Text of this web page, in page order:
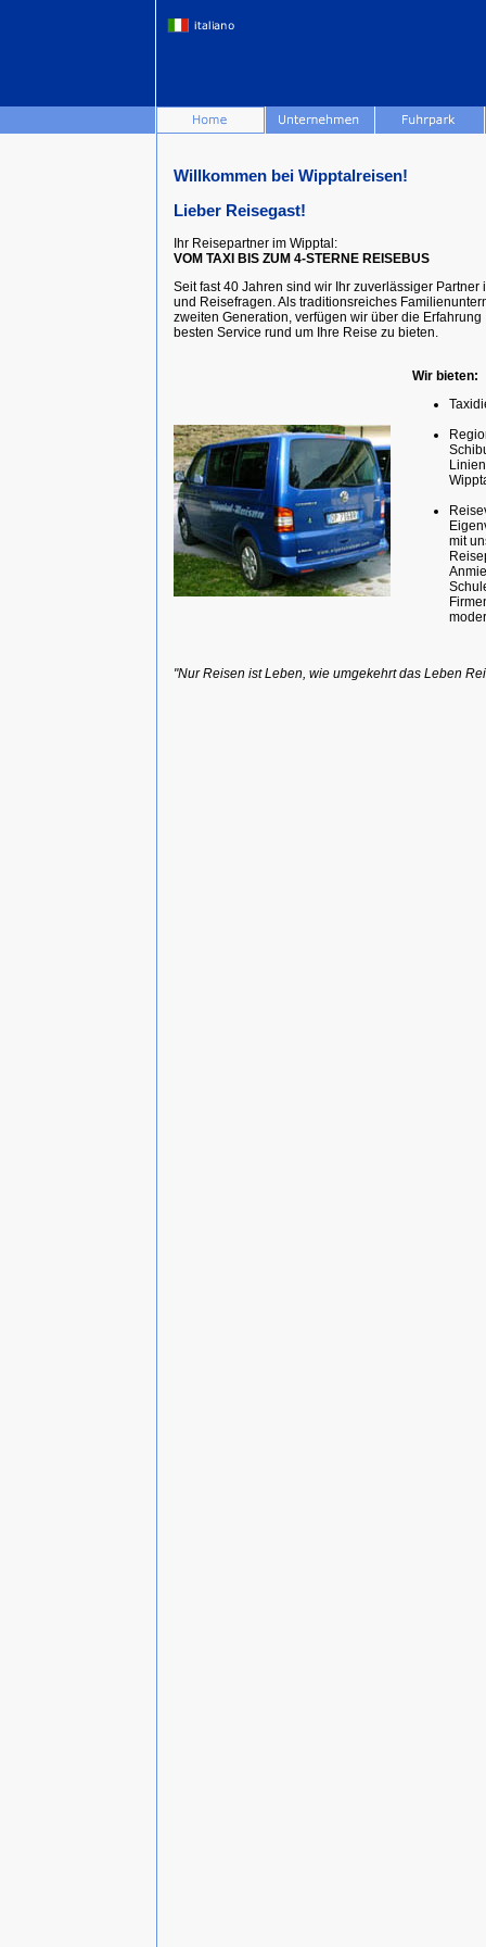
Willkommen bei Wipptalreisen!
Lieber Reisegast!
Ihr Reisepartner im Wipptal:
VOM TAXI BIS ZUM 4-STERNE REISEBUS
Seit fast 40 Jahren sind wir Ihr zuverlässiger Partner
und Reisefragen. Als traditionsreiches
zweiten Generation, verfügen wir über die Erfahrung
besten Service rund um Ihre Reise zu bieten.
Wir bieten:
mit
"Nur Reisen ist Leben, wie umgekehrt das Leben